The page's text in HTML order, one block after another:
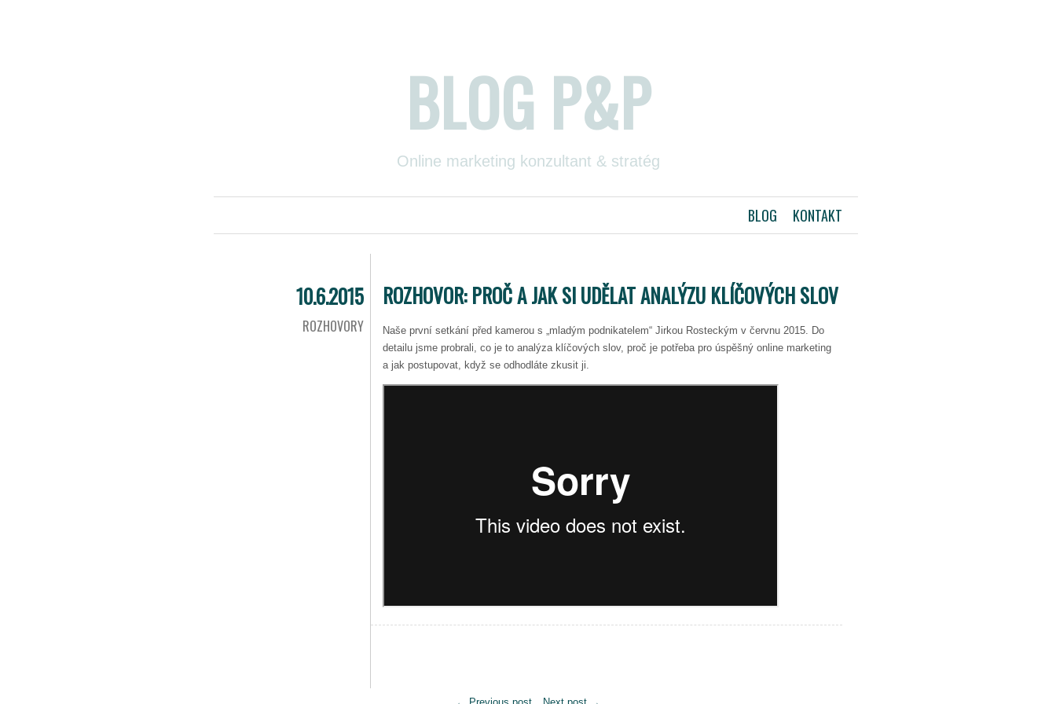
BLOG P&P
Online marketing konzultant & stratég
KONTAKT
BLOG
10.6.2015
ROZHOVORY
ROZHOVOR: PROČ A JAK SI UDĚLAT ANALÝZU KLÍČOVÝCH SLOV
Naše první setkání před kamerou s „mladým podnikatelem“ Jirkou Rosteckým v červnu 2015. Do
detailu jsme probrali, co je to analýza klíčových slov, proč je potřeba pro úspěšný online marketing
a jak postupovat, když se odhodláte zkusit ji.